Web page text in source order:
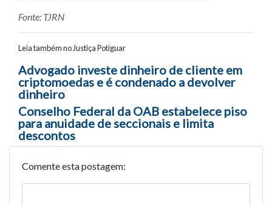
Fonte: TJRN
Leia também no Justiça Potiguar
Navegação entre posts
Advogado investe dinheiro de cliente em
criptomoedas e é condenado a devolver
dinheiro
Conselho Federal da OAB estabelece piso
para anuidade de seccionais e limita
descontos
Comente esta postagem: